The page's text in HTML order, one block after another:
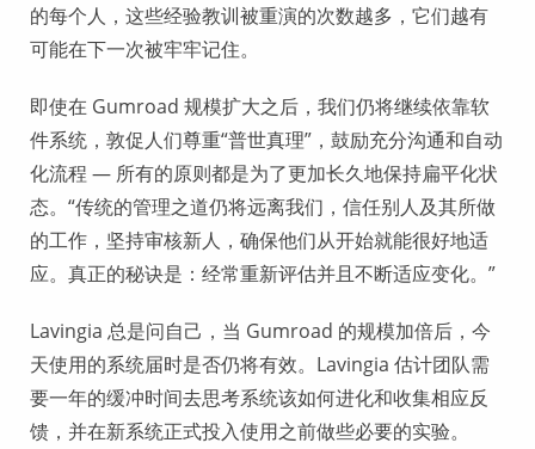
的每个人，这些经验教训被重演的次数越多，它们越有
可能在下一次被牢牢记住。
即使在 Gumroad 规模扩大之后，我们仍将继续依靠软
件系统，敦促人们尊重“普世真理”，鼓励充分沟通和自动
化流程 — 所有的原则都是为了更加长久地保持扁平化状
态。“传统的管理之道仍将远离我们，信任别人及其所做
的工作，坚持审核新人，确保他们从开始就能很好地适
应。真正的秘诀是：经常重新评估并且不断适应变化。”
Lavingia 总是问自己，当 Gumroad 的规模加倍后，今
天使用的系统届时是否仍将有效。Lavingia 估计团队需
要一年的缓冲时间去思考系统该如何进化和收集相应反
馈，并在新系统正式投入使用之前做些必要的实验。